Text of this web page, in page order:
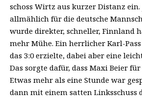
schoss Wirtz aus kurzer Distanz ein.
allmählich für die deutsche
wurde direkter, schneller, Finnland
mehr Mühe. Ein herrlicher Karl-
das 3:0 erzielte, dabei aber eine
Das sorgte dafür, dass Maxi Beier
Etwas mehr als eine Stunde war
dann mit einem satten Linksschuss